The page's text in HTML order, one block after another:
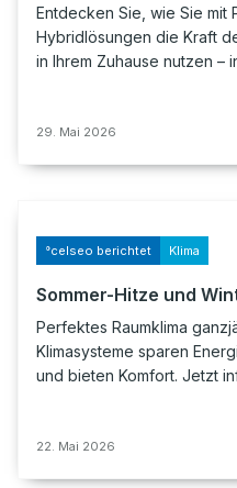
Entdecken Sie, wie Sie mit
Hybridlösungen die Kraft
in Ihrem Zuhause nutzen –
29. Mai 2026
°celseo berichtet Klima
Sommer-Hitze und
Perfektes Raumklima
Klimasysteme sparen
und bieten Komfort. Jetzt
22. Mai 2026